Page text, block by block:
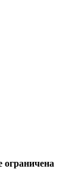
ограничена